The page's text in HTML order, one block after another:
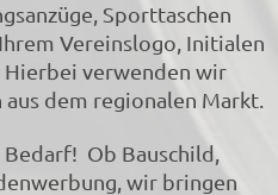
Sporttaschen
Vereinslogo, Initialen
Hierbei verwenden wir
dem regionalen Markt.
Ob Bauschild,
wir bringen